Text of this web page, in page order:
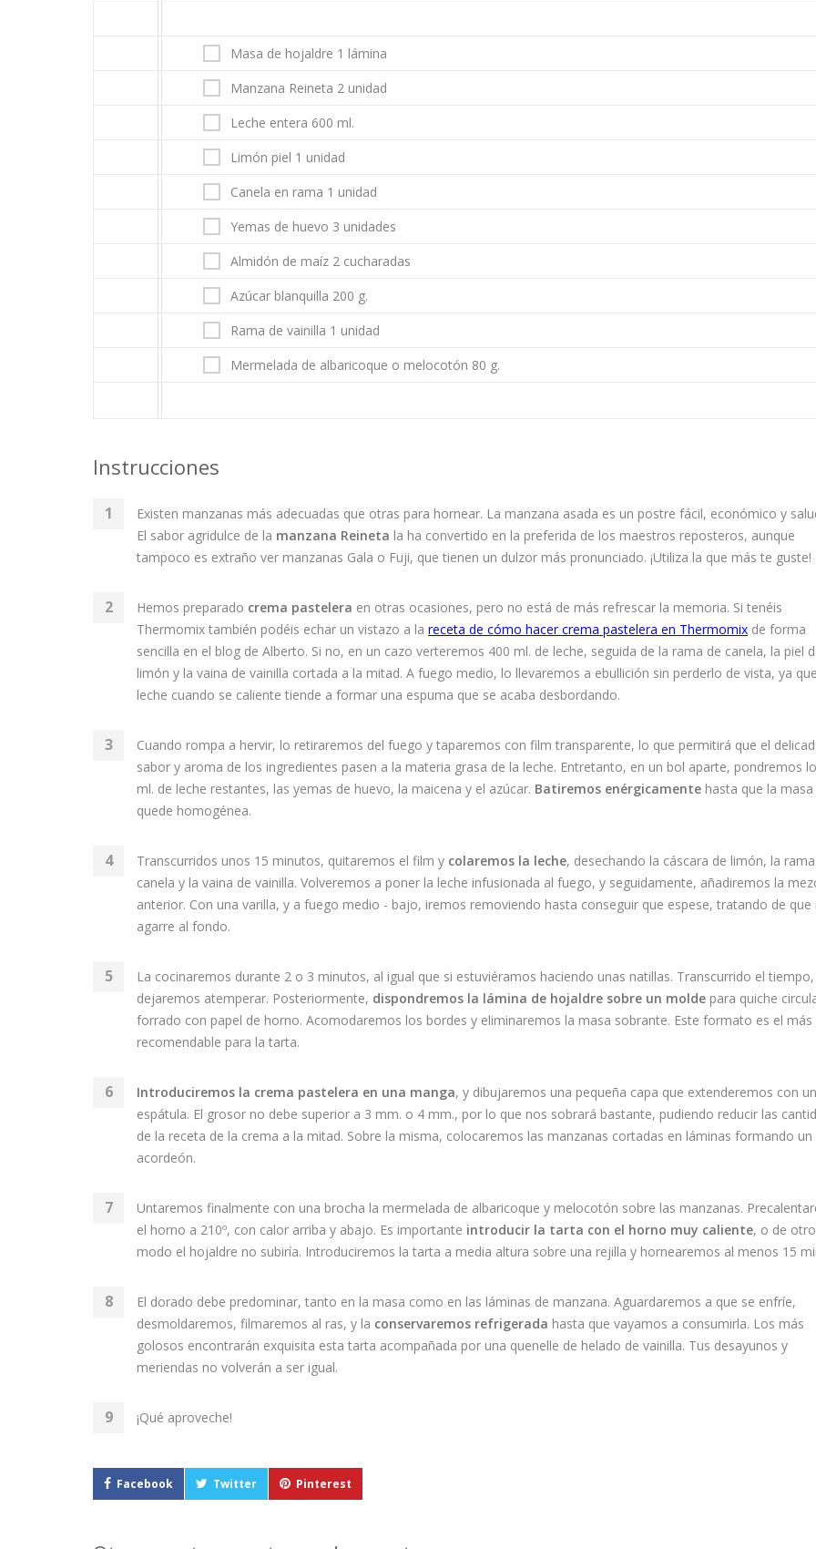
Masa de hojaldre 1 lámina
Manzana Reineta 2 unidad
Leche entera 600 ml.
Limón piel 1 unidad
Canela en rama 1 unidad
Yemas de huevo 3 unidades
Almidón de maíz 2 cucharadas
Azúcar blanquilla 200 g.
Rama de vainilla 1 unidad
Mermelada de albaricoque o melocotón 80 g.
Instrucciones
Existen manzanas más adecuadas que otras para hornear. La manzana asada es un postre fácil, económico y
El sabor agridulce de la manzana Reineta la ha convertido en la preferida de los maestros reposteros, aunque
tampoco es extraño ver manzanas Gala o Fuji, que tienen un dulzor más pronunciado. ¡Utiliza la que más te guste!
Hemos preparado crema pastelera en otras ocasiones, pero no está de más refrescar la memoria. Si tenéis
Thermomix también podéis echar un vistazo a la receta de cómo hacer crema pastelera en Thermomix de forma
sencilla en el blog de Alberto. Si no, en un cazo verteremos 400 ml. de leche, seguida de la rama de canela, la piel
limón y la vaina de vainilla cortada a la mitad. A fuego medio, lo llevaremos a ebullición sin perderlo de vista, ya
leche cuando se caliente tiende a formar una espuma que se acaba desbordando.
Cuando rompa a hervir, lo retiraremos del fuego y taparemos con film transparente, lo que permitirá que el
sabor y aroma de los ingredientes pasen a la materia grasa de la leche. Entretanto, en un bol aparte, pondremos
ml. de leche restantes, las yemas de huevo, la maicena y el azúcar. Batiremos enérgicamente hasta que la masa
quede homogénea.
Transcurridos unos 15 minutos, quitaremos el film y colaremos la leche, desechando la cáscara de limón, la
canela y la vaina de vainilla. Volveremos a poner la leche infusionada al fuego, y seguidamente, añadiremos la
anterior. Con una varilla, y a fuego medio - bajo, iremos removiendo hasta conseguir que espese, tratando de que
agarre al fondo.
La cocinaremos durante 2 o 3 minutos, al igual que si estuviéramos haciendo unas natillas. Transcurrido el tiempo,
dejaremos atemperar. Posteriormente, dispondremos la lámina de hojaldre sobre un molde para quiche
forrado con papel de horno. Acomodaremos los bordes y eliminaremos la masa sobrante. Este formato es el más
recomendable para la tarta.
Introduciremos la crema pastelera en una manga, y dibujaremos una pequeña capa que extenderemos con
espátula. El grosor no debe superior a 3 mm. o 4 mm., por lo que nos sobrará bastante, pudiendo reducir las
de la receta de la crema a la mitad. Sobre la misma, colocaremos las manzanas cortadas en láminas formando un
acordeón.
Untaremos finalmente con una brocha la mermelada de albaricoque y melocotón sobre las manzanas.
el horno a 210º, con calor arriba y abajo. Es importante introducir la tarta con el horno muy caliente, o de otro
modo el hojaldre no subiría. Introduciremos la tarta a media altura sobre una rejilla y hornearemos al menos 15
El dorado debe predominar, tanto en la masa como en las láminas de manzana. Aguardaremos a que se enfríe,
desmoldaremos, filmaremos al ras, y la conservaremos refrigerada hasta que vayamos a consumirla. Los más
golosos encontrarán exquisita esta tarta acompañada por una quenelle de helado de vainilla. Tus desayunos y
meriendas no volverán a ser igual.
¡Qué aproveche!
Facebook Twitter Pinterest